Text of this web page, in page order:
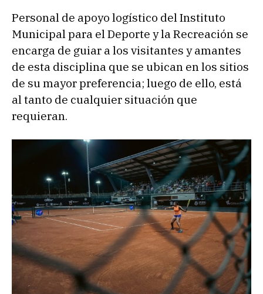
Personal de apoyo logístico del Instituto
Municipal para el Deporte y la Recreación se
encarga de guiar a los visitantes y amantes
de esta disciplina que se ubican en los sitios
de su mayor preferencia; luego de ello, está
al tanto de cualquier situación que
requieran.